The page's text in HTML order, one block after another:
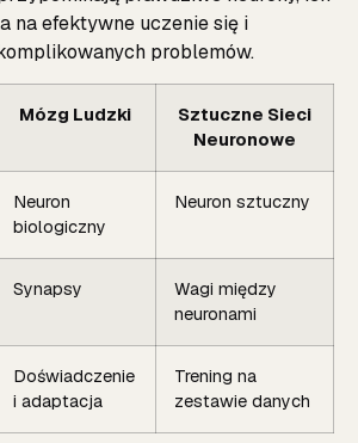
na efektywne uczenie się i
problemów.
Mózg Ludzki
Sztuczne Sieci
Neuronowe
Neuron
biologiczny
Neuron sztuczny
Synapsy
Wagi między
neuronami
Doświadczenie
i adaptacja
Trening na
zestawie danych